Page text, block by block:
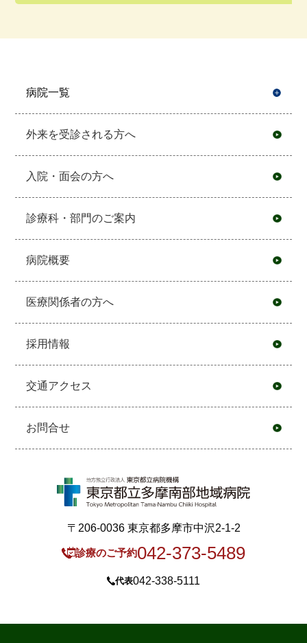
病院一覧
外来を受診される方へ
入院・面会の方へ
診療科・部門のご案内
病院概要
医療関係者の方へ
採用情報
交通アクセス
お問合せ
〒206-0036 東京都多摩市中沢2-1-2
診療のご予約042-373-5489
代表042-338-5111